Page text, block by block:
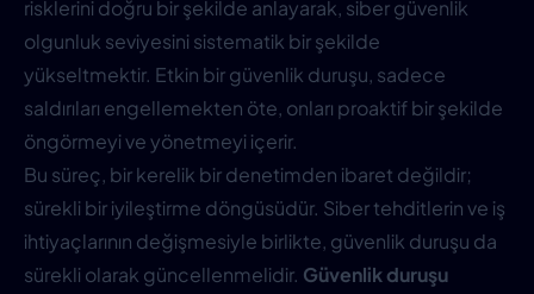
risklerini doğru bir şekilde anlayarak, siber güvenlik
olgunluk seviyesini sistematik bir şekilde
yükseltmektir. Etkin bir güvenlik duruşu, sadece
saldırıları engellemekten öte, onları proaktif bir şekilde
öngörmeyi ve yönetmeyi içerir.
Bu süreç, bir kerelik bir denetimden ibaret değildir;
sürekli bir iyileştirme döngüsüdür. Siber tehditlerin ve iş
ihtiyaçlarının değişmesiyle birlikte, güvenlik duruşu da
sürekli olarak güncellenmelidir. Güvenlik duruşu